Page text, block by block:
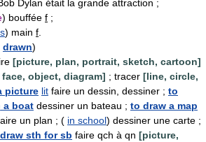
Dylan était la grande attraction ;
) bouffée f ;
) main f
drawn)
[picture, plan, portrait, sketch, cartoon]
object, diagram] ; tracer [line, circle,
picture lit faire un dessin, dessiner ; to
a boat dessiner un bateau ; to draw a map
un plan ; ( in school) dessiner une carte ;
sth for sb faire qch à qn [picture,